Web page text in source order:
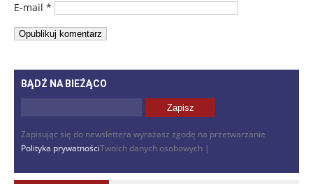
E-mail *
BĄDŹ NA BIEŻĄCO
Zapisując się do newslettera wyrażasz zgodę na przetwarzanie
Twoich danych osobowych |
Polityka prywatności